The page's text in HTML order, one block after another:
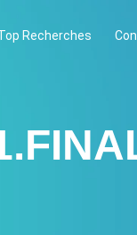
Recherches